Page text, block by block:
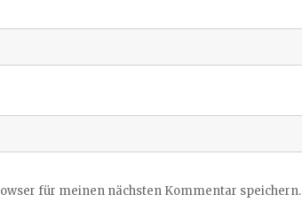
für meinen nächsten Kommentar speichern.